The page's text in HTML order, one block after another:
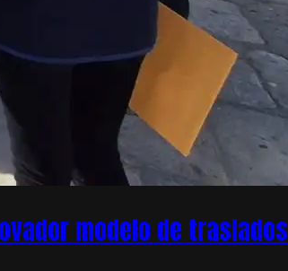
modelo de traslados